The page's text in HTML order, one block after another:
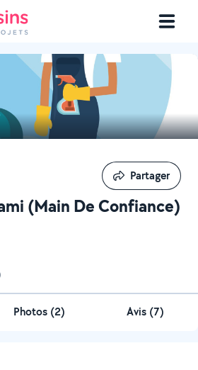
(Main De Confiance)
Partager
Partager
Photos (2) Avis (7)